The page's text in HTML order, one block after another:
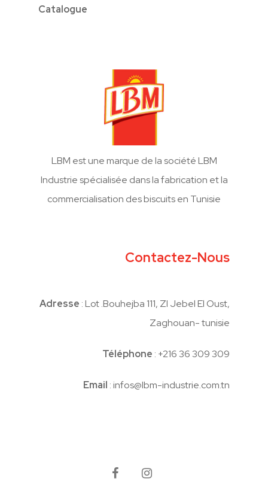
Catalogue
LBM est une marque de la société LBM
Industrie spécialisée dans la fabrication et la
commercialisation des biscuits en Tunisie
Contactez-Nous
Adresse : Lot .Bouhejba 111, ZI Jebel El Oust,
Zaghouan- tunisie
Téléphone : +216 36 309 309
Email : infos@lbm-industrie.com.tn